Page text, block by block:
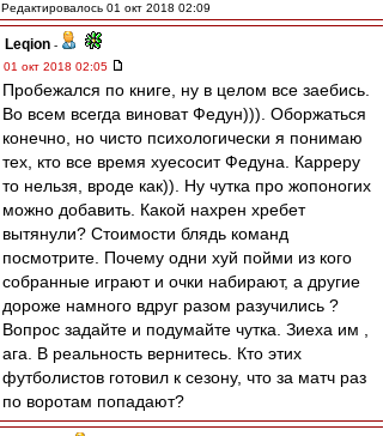
Редактировалось 01 окт 2018 02:09
Leqion -
01 окт 2018 02:05
Пробежался по книге, ну в целом все заебись.
Во всем всегда виноват Федун))). Оборжаться
конечно, но чисто психологически я понимаю
тех, кто все время хуесосит Федуна. Карреру
то нельзя, вроде как)). Ну чутка про жопоногих
можно добавить. Какой нахрен хребет
вытянули? Стоимости блядь команд
посмотрите. Почему одни хуй пойми из кого
собранные играют и очки набирают, а другие
дороже намного вдруг разом разучились ?
Вопрос задайте и подумайте чутка. Зиеха им ,
ага. В реальность вернитесь. Кто этих
футболистов готовил к сезону, что за матч раз
по воротам попадают?